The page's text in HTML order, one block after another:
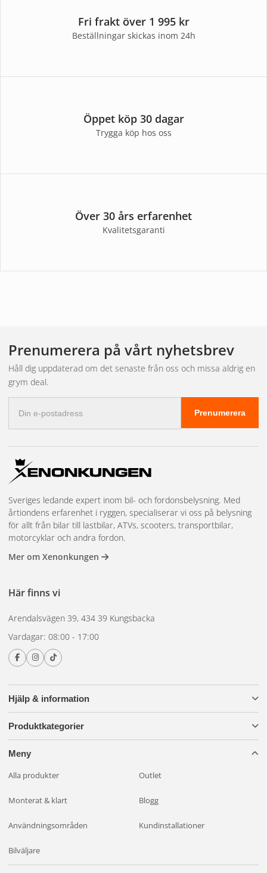
Fri frakt över 1 995 kr
Beställningar skickas inom 24h
Öppet köp 30 dagar
Trygga köp hos oss
Över 30 års erfarenhet
Kvalitetsgaranti
Prenumerera på vårt nyhetsbrev
Håll dig uppdaterad om det senaste från oss och missa aldrig en
grym deal.
postadress
Prenumerera
Hjälp & information
Produktkategorier
Meny
Alla produkter Outlet
Monterat & klart Blogg
Användningsområden Kundinstallationer
Bilväljare
Sveriges ledande expert inom bil- och fordonsbelysning. Med
årtiondens erfarenhet i ryggen, specialiserar vi oss på belysning
för allt från bilar till lastbilar, ATVs, scooters, transportbilar,
motorcyklar och andra fordon.
Mer om Xenonkungen
Här finns vi
Arendalsvägen 39, 434 39 Kungsbacka
Vardagar: 08:00 - 17:00